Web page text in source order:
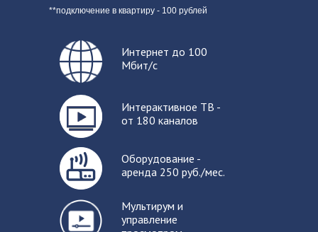
**подключение в квартиру - 100 рублей
Интернет до 100
Мбит/с
Мультирум и
управление
Оборудование -
аренда 250 руб./мес.
Интерактивное ТВ -
от 180 каналов